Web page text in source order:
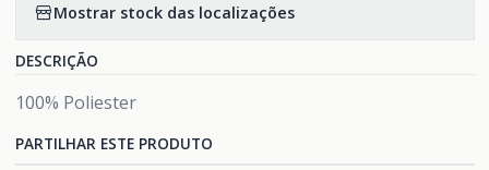
Mostrar stock das localizações
DESCRIÇÃO
100% Poliester
PARTILHAR ESTE PRODUTO